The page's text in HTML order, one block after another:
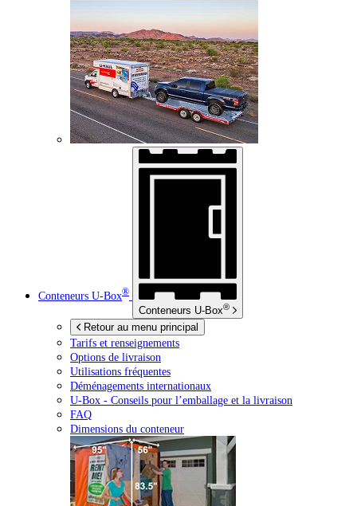
Conteneurs U-Box®
Conteneurs U-Box®
Retour au menu principal
Tarifs et renseignements
Options de livraison
Utilisations fréquentes
Déménagements internationaux
U-Box - Conseils pour l’emballage et la livraison
FAQ
Dimensions du conteneur